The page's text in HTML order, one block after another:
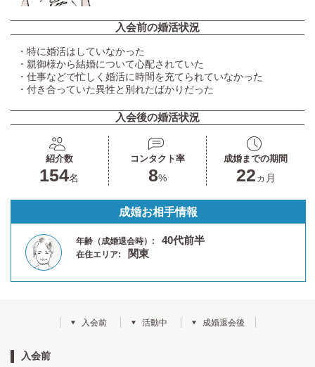
入会前の婚活状況
・特に婚活はしていなかった
・親御様から結婚について心配されていた
・仕事などで忙しく婚活に時間を充てられていなかった
・付き合っていた異性と別れたばかりだった
入会後の婚活状況
紹介数
154名
コンタクト率
8%
成婚までの期間
22 ヵ月
成婚お相手情報
年齢（成婚退会時）: 40代前半
在住エリア: 関東
入会前 活動中 成婚退会後
入会前